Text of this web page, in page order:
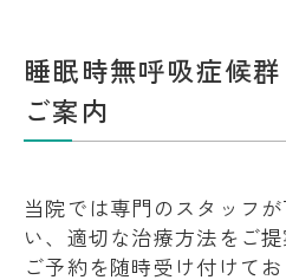
睡眠時無呼吸症候
ご案内
当院では専門のスタッフ
い、適切な治療方法をご提
ご予約を随時受け付けて